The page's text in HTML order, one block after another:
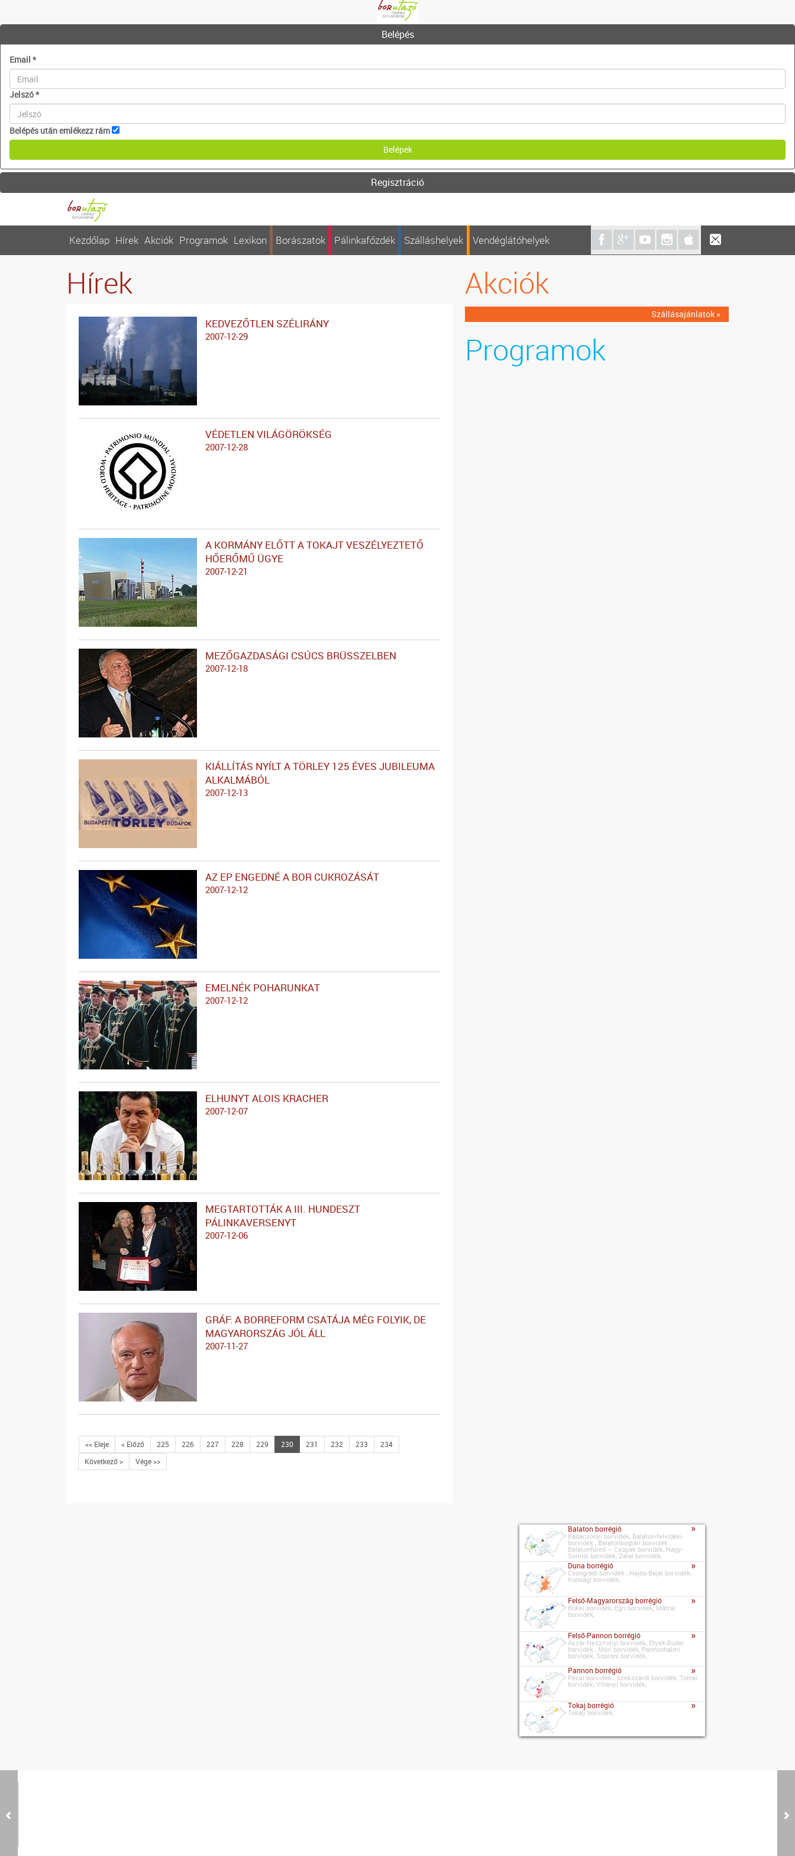
Belépés
Email *
Jelszó*
Belépés után emlékezz rám
Regisztráció
Kezdőlap Hírek Akciók Programok Lexikon Borászatok Pálinkafőzdék Szálláshelyek Vendéglátóhelyek
Hírek
KEDVEZŐTLEN SZÉLIRÁNY
2007-12-29
VÉDETLEN VILÁGÖRÖKSÉG
2007-12-28
A KORMÁNY ELŐTT A TOKAJT VESZÉLYEZTETŐ
HŐERŐMŰ ÜGYE
2007-12-21
MEZŐGAZDASÁGI CSÚCS BRÜSSZELBEN
2007-12-18
KIÁLLÍTÁS NYÍLT A TÖRLEY 125 ÉVES JUBILEUMA
ALKALMÁBÓL
2007-12-13
AZ EP ENGEDNÉ A BOR CUKROZÁSÁT
2007-12-12
EMELNÉK POHARUNKAT
2007-12-12
ELHUNYT ALOIS KRACHER
2007-12-07
MEGTARTOTTÁK A III. HUNDESZT
PÁLINKAVERSENYT
2007-12-06
GRÁF: A BORREFORM CSATÁJA MÉG FOLYIK, DE
MAGYARORSZÁG JÓL ÁLL
2007-11-27
<< Eleje < Előző 225 226 227 228 229 230 231 232 233
234
Következő >
Vége >>
Akciók
Szállásajánlatok »
Programok
Balaton borrégió »
Badacsonyi borvidék, Balaton-felvidéki
borvidék , Balatonboglári borvidék ,
Balatonfüred – Csopak borvidék, Nagy-
Somlói borvidék, Zalai borvidék,
Duna borrégió »
Csongrádi borvidék , Hajós-Bajai borvidék,
Kunsági borvidék,
Felső-Magyarország borrégió »
Bükki borvidék, Egri borvidék, Mátrai
borvidék,
Felső-Pannon borrégió »
Ászár-Neszmélyi borvidék, Etyek-Budai
borvidék , Móri borvidék, Pannonhalmi
borvidék, Soproni borvidék,
Pannon borrégió »
Pécsi borvidék , Szekszárdi borvidék, Tolnai
borvidék, Villányi borvidék,
Tokaj borrégió »
Tokaji borvidék,